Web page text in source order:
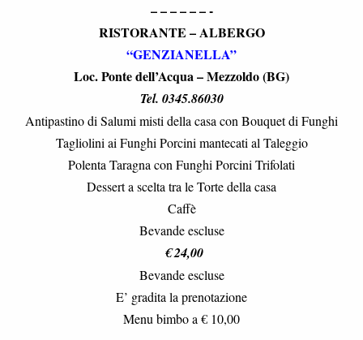
– – – – – – -
RISTORANTE – ALBERGO
“GENZIANELLA”
Loc. Ponte dell’Acqua – Mezzoldo (BG)
Tel. 0345.86030
Antipastino di Salumi misti della casa con Bouquet di Funghi
Tagliolini ai Funghi Porcini mantecati al Taleggio
Polenta Taragna con Funghi Porcini Trifolati
Dessert a scelta tra le Torte della casa
Caffè
Bevande escluse
€ 24,00
Bevande escluse
E’ gradita la prenotazione
Menu bimbo a € 10,00